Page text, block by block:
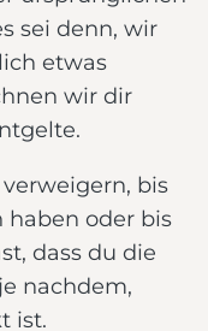
sei denn, wir
etwas
wir dir
bis
haben oder bis
dass du die
nachdem,
ist.